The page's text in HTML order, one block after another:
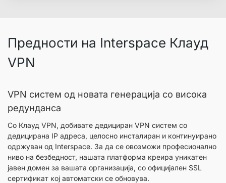
Предности на Interspace Клауд
VPN
VPN систем од новата генерација со висока
редунданса
Со Клауд VPN, добивате дедициран VPN систем со
дедицирана IP адреса, целосно инсталиран и континуирано
одржуван од Interspace. За да се овозможи професионално
ниво на безбедност, нашата платформа креира уникатен
јавен домен за вашата организација, со официјален SSL
сертификат кој автоматски се обновува.